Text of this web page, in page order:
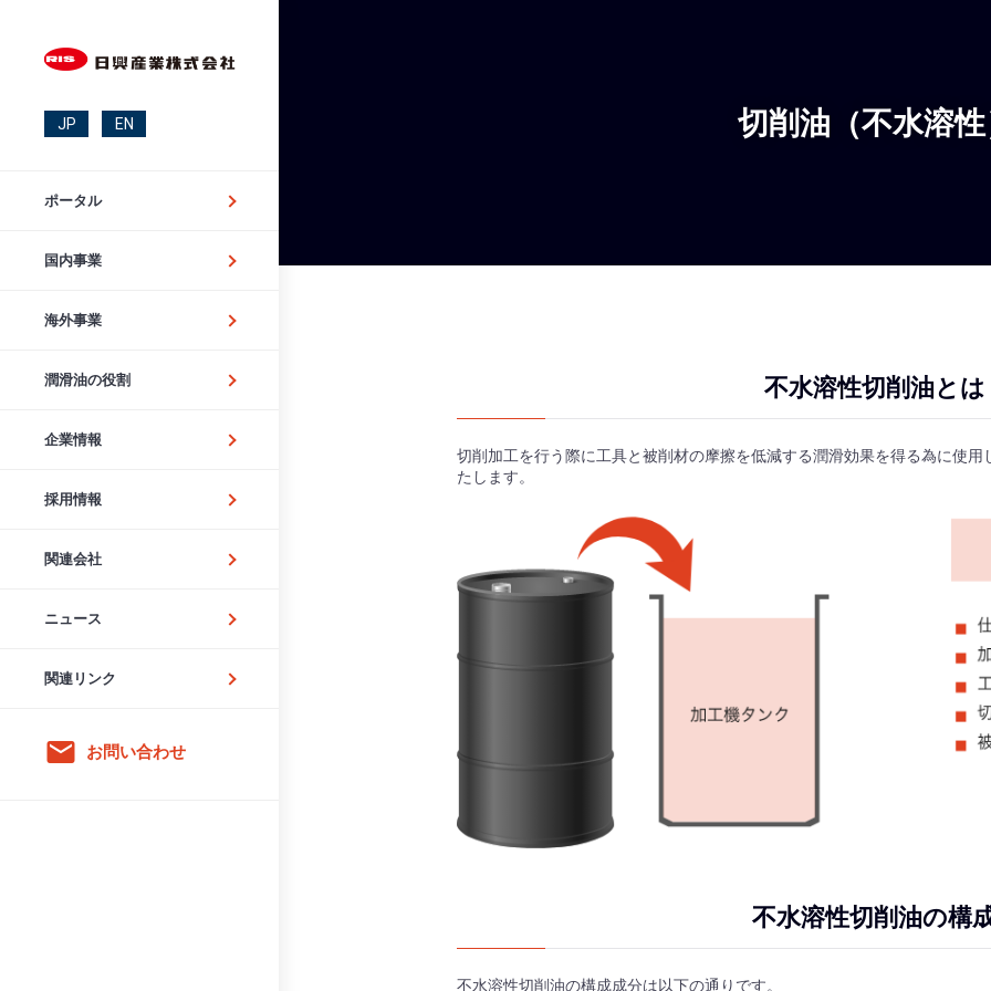
JP EN
ポータル
国内事業
海外事業
潤滑油の役割
企業情報
採用情報
関連会社
ニュース
関連リンク
email お問い合わせ
切削油（不水溶
不水溶性切削油とは
切削加工を行う際に工具と被削材の摩擦を低減する潤滑効果を得る為に使
たします。
不水溶性切削油の構
不水溶性切削油の構成成分は以下の通りです。